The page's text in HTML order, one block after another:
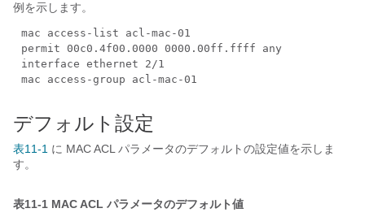
例を示します。
mac access-list acl-mac-01
permit 00c0.4f00.0000 0000.00ff.ffff any
interface ethernet 2/1
mac access-group acl-mac-01
デフォルト設定
表11-1 に MAC ACL パラメータのデフォルトの設定値を示しま
す。
表11-1 MAC ACL パラメータのデフォルト値